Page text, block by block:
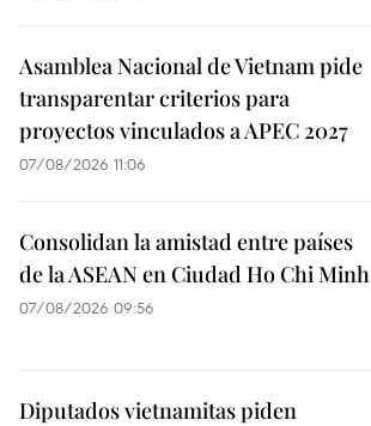
Asamblea Nacional de Vietnam pide
transparentar criterios para
proyectos vinculados a APEC 2027
07/08/2026 11:06
Consolidan la amistad entre países
de la ASEAN en Ciudad Ho Chi Minh
07/08/2026 09:56
Diputados vietnamitas piden